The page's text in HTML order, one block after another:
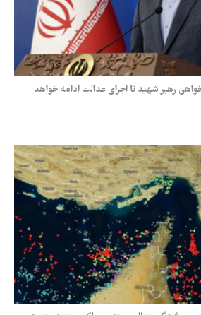
رهبر شهید تا اجرای عدالت ادامه خواهد